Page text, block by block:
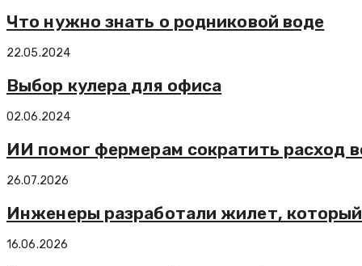
Что нужно знать о родниковой воде
22.05.2024
Выбор кулера для офиса
02.06.2024
ИИ помог фермерам сократить расход
26.07.2026
Инженеры разработали жилет, который
16.06.2026